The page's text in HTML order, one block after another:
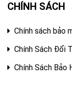
CHÍNH SÁCH
Chính sách bảo
Chính Sách Đổi
Chính Sách Bảo